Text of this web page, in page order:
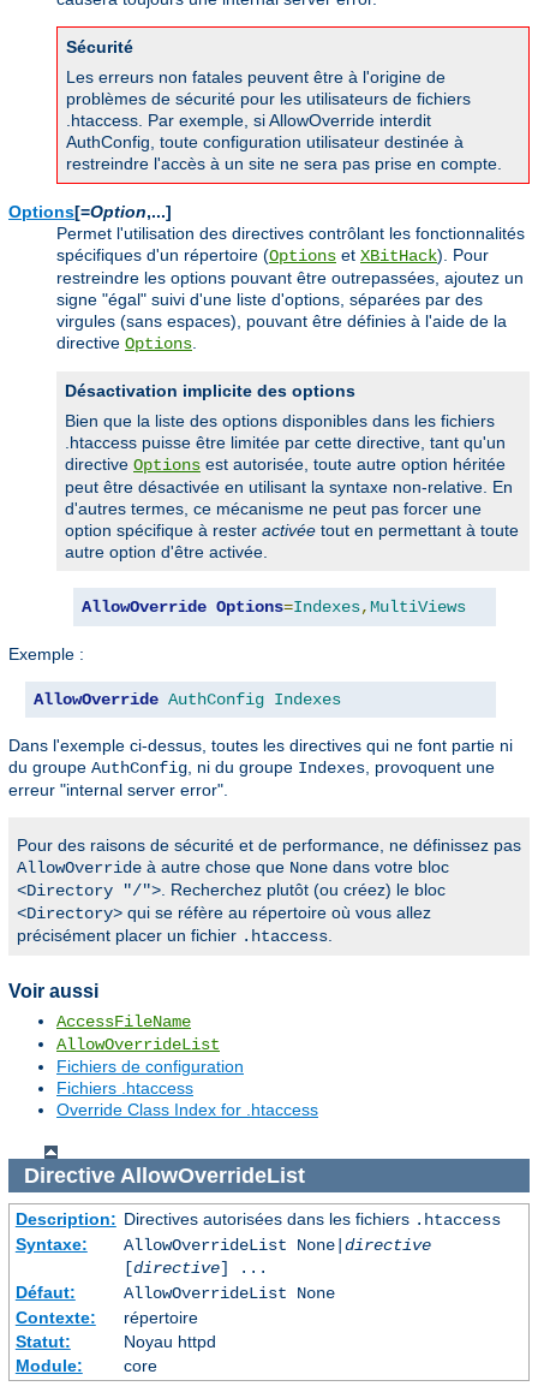
Sécurité
Les erreurs non fatales peuvent être à l'origine de
problèmes de sécurité pour les utilisateurs de fichiers
.htaccess. Par exemple, si AllowOverride interdit
AuthConfig, toute configuration utilisateur destinée à
restreindre l'accès à un site ne sera pas prise en compte.
Options[=Option,...]
Permet l'utilisation des directives contrôlant les fonctionnalités
spécifiques d'un répertoire (Options et XBitHack). Pour
restreindre les options pouvant être outrepassées, ajoutez un
signe "égal" suivi d'une liste d'options, séparées par des
virgules (sans espaces), pouvant être définies à l'aide de la
directive Options
Désactivation implicite des options
Bien que la liste des options disponibles dans les fichiers
.htaccess puisse être limitée par cette directive, tant qu'un
directive Options est autorisée, toute autre option héritée
peut être désactivée en utilisant la syntaxe non-relative. En
d'autres termes, ce mécanisme ne peut pas forcer une
option spécifique à rester activée tout en permettant à toute
autre option d'être activée.
AllowOverride Options=Indexes,MultiViews
Exemple :
AllowOverride AuthConfig Indexes
Dans l'exemple ci-dessus, toutes les directives qui ne font partie ni
du groupe AuthConfig , ni du groupe Indexes , provoquent une
erreur "internal server error".
Pour des raisons de sécurité et de performance, ne définissez pas
AllowOverride à autre chose que None dans votre bloc
<Directory "/"> . Recherchez plutôt (ou créez) le bloc
<Directory> qui se réfère au répertoire où vous allez
précisément placer un fichier .htaccess
Voir aussi
AccessFileName
AllowOverrideList
Fichiers de configuration
Fichiers .htaccess
Override Class Index for .htaccess
Directive AllowOverrideList
Description: Directives autorisées dans les fichiers .htaccess
Syntaxe:
AllowOverrideList None| directive
[directive] ...
Défaut:
AllowOverrideList None
Contexte:
répertoire
Statut:
Noyau httpd
Module:
core